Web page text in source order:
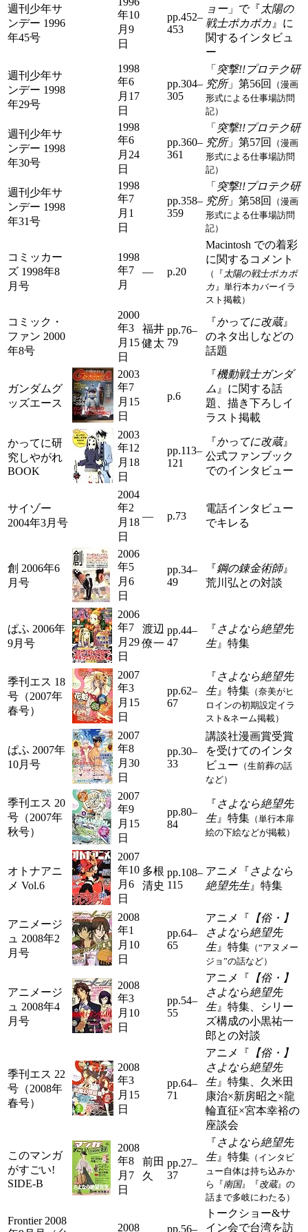
週刊少年サ
ンデー 1996
年45号
年10
月9
日
pp.452–
453
ョー」で『 太陽の
戦士ポカポカ 』に
関するインタビュ
ー
週刊少年サ
ンデー 1998
年29号
1998
年6
月17
日
pp.304–
305
「 突撃!!プロテク研
究所」第56回
（漫画
形式による仕事場訪問
記）
週刊少年サ
ンデー 1998
年30号
1998
年6
月24
日
pp.360–
361
「 突撃!!プロテク研
究所」第57回
（漫画
形式による仕事場訪問
記）
週刊少年サ
ンデー 1998
年31号
1998
年7
月1
日
pp.358–
359
「 突撃!!プロテク研
究所」第58回
（漫画
形式による仕事場訪問
記）
コミッカー
ズ 1998年8
月号
1998
年7
月
― p.20
Macintosh での着彩
に関するコメント
（『 太陽の戦士ポカポ
カ』単行本カバーイラ
スト掲載）
コミック・
ファン 2000
年8号
2000
年3
月15
日
福井
健太
pp.76–
79
『かってに改蔵』
のネタ出しなどの
話題
ガンダムグ
ッズエース
2003
年7
月15
日
p.6
『機動戦士ガンダ
ム 』に関する話
題、描き下ろしイ
ラスト掲載
かってに研
究しやがれ
BOOK
2003
年12
月18
日
pp.113–
121
『かってに改蔵』
公式ファンブック
でのインタビュー
サイゾー
2004年3月号
2004
年2
月18
日
― p.73
電話インタビュー
でキレる
創 2006年6
月号
2006
年5
月6
日
pp.34–
49
『鋼の錬金術師』
荒川弘との対談
ぱふ 2006年
9月号
2006
年7
月29
日
渡辺
僚一
pp.44–
47
『さよなら絶望先
生』特集
季刊エス 18
号（2007年
春号）
2007
年3
月15
日
pp.62–
67
『さよなら絶望先
生』特集 （奈美がヒ
ロインの初期設定イラ
スト&ネーム掲載）
ぱふ 2007年
10月号
2007
年8
月30
日
pp.30–
33
講談社漫画賞受賞
を受けてのインタ
ビュー （生前葬の話
など）
季刊エス 20
号（2007年
秋号）
2007
年9
月15
日
pp.80–
84
『さよなら絶望先
生』特集 （単行本扉
絵の下絵などが掲載）
オトナアニ
メ Vol.6
2007
年10
月6
日
多根
清史
pp.108–
115
アニメ『さよなら
絶望先生』特集
アニメージ
ュ 2008年2
月号
2008
年1
月10
日
pp.64–
65
アニメ『 【俗・】
さよなら絶望先
生』特集 （“アヌメー
ジョ”の話など）
アニメージ
ュ 2008年4
月号
2008
年3
月10
日
pp.54–
55
アニメ『 【俗・】
さよなら絶望先
生』特集、シリー
ズ構成の小黒祐一
郎との対談
季刊エス 22
号（2008年
春号）
2008
年3
月15
日
pp.64–
71
アニメ『 【俗・】
さよなら絶望先
生』特集、久米田
康治×新房昭之×龍
輪直征×宮本幸裕の
座談会
このマンガ
がすごい!
SIDE-B
2008
年8
月7
日
前田
久
pp.27–
37
『さよなら絶望先
生』特集 （インタビ
ュー自体は持ち込みか
ら『南国』『改蔵』の
話まで多岐にわたる）
Frontier 2008
2008 pp.56–
トークショー&サ
イン会で台湾を訪